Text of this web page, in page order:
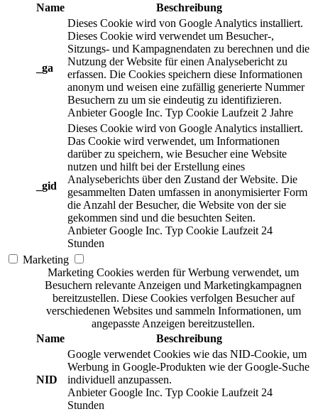
Name
Beschreibung
_ga
Dieses Cookie wird von Google Analytics installiert.
Dieses Cookie wird verwendet um Besucher-,
Sitzungs- und Kampagnendaten zu berechnen und die
Nutzung der Website für einen Analysebericht zu
erfassen. Die Cookies speichern diese Informationen
anonym und weisen eine zufällig generierte Nummer
Besuchern zu um sie eindeutig zu identifizieren.
Anbieter Google Inc. Typ Cookie Laufzeit 2 Jahre
_gid
Dieses Cookie wird von Google Analytics installiert.
Das Cookie wird verwendet, um Informationen
darüber zu speichern, wie Besucher eine Website
nutzen und hilft bei der Erstellung eines
Analyseberichts über den Zustand der Website. Die
gesammelten Daten umfassen in anonymisierter Form
die Anzahl der Besucher, die Website von der sie
gekommen sind und die besuchten Seiten.
Anbieter Google Inc. Typ Cookie Laufzeit 24
Stunden
Marketing
Marketing Cookies werden für Werbung verwendet, um
Besuchern relevante Anzeigen und Marketingkampagnen
bereitzustellen. Diese Cookies verfolgen Besucher auf
verschiedenen Websites und sammeln Informationen, um
angepasste Anzeigen bereitzustellen.
Name
Beschreibung
NID
Google verwendet Cookies wie das NID-Cookie, um
Werbung in Google-Produkten wie der Google-Suche
individuell anzupassen.
Anbieter Google Inc. Typ Cookie Laufzeit 24
Stunden